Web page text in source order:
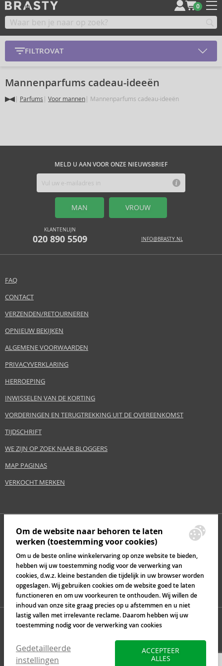
0
FILTROVAT
Mannenparfums cadeau-ideeën
Parfums Voor mannen Mannenparfums cadeau-ideeën
MELD U AAN VOOR ONZE NIEUWSBRIEF
MAN VROUW
KLANTENLIJN
020 890 5509 INFO@BRASTY.NL
FAQ
CONTACT
VERZENDEN/RETOURNEREN
OPNIEUW BEKIJKEN
ALGEMENE VOORWAARDEN
PRIVACYVERKLARING
HERROEPING
INWISSELEN VAN DE KORTING
VORDERINGEN EN TERUGTREKKING UIT DE OVEREENKOMST
TIJDSCHRIFT
WE ZIJN OP ZOEK NAAR BLOGGERS
MAP PAGINAS
VERKOCHT MERKEN
Om de website naar behoren te laten
werken (toestemming voor cookies)
Om u de beste online winkelervaring op onze website te bieden,
hebben wij uw toestemming nodig voor de verwerking van
cookies, d.w.z. kleine bestanden die tijdelijk in uw browser worden
opgeslagen. Wij gebruiken cookies om de website goed te laten
functioneren en om uw voorkeuren te onthouden. Wij willen de
inhoud van onze site graag precies op u afstemmen en u niet
lastig vallen met irrelevante reclame. Daarom hebben wij uw
toestemming nodig voor de verwerking van cookies
Gedetailleerde
instellingen
ACCEPTEER
ALLES